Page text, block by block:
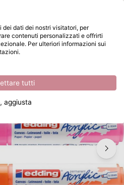
da magazzino Edding 5000 • Acrylic 3D double liner
5000 • Acrylic 3D double liner
dei dati dei nostri visitatori, per
contenuti personalizzati e offrirti
Per ulteriori informazioni sui
tutti
aggiusta